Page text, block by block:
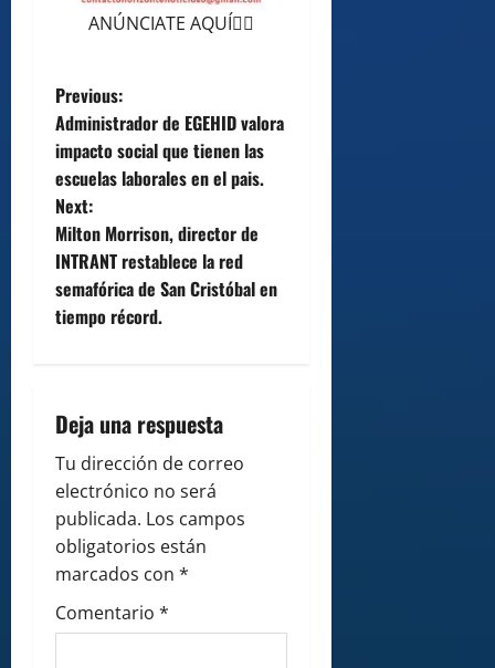
ANÚNCIATE AQUÍ👆🏻
P
o
s
t
n
a
i
g
a
t
i
Previous:
Administrador de EGEHID valora
impacto social que tienen las
escuelas laborales en el pais.
Next:
Milton Morrison, director de
INTRANT restablece la red
semafórica de San Cristóbal en
tiempo récord.
Deja una respuesta
Tu dirección de correo
electrónico no será
publicada. Los campos
obligatorios están
marcados con *
Comentario *